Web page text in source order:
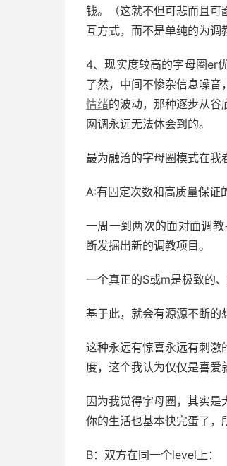
钱。（这就不但可悲而且可
互方式，而不是单纯的为调
4、现实度较高的字母圈er
了然，中间不惨杂信息噪
情绪的波动，那种逐步从谷
网调永远无法体会到的。
最为融洽的字母圈模式在我
A:有固定次数和高质量保证
一周一到两次的面对面调
断发掘出新的调教项目。
一个真正的S或m是极致的
基于此，就会有源源不断的
这种永远有惊喜永远有刺激
度，这个我认为仅仅是喜爱
因为我觉得字母圈，其实是
你的生活也基本快完蛋了，
B：双方在同一个level上：